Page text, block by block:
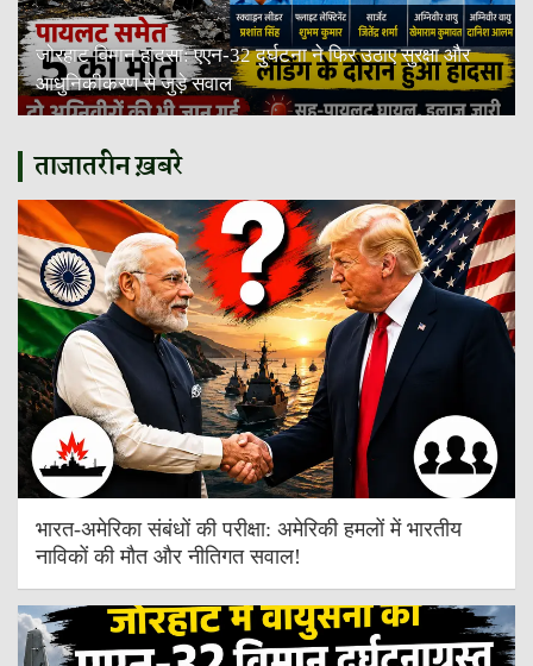
जोरहाट विमान हादसा: एएन-32 दुर्घटना ने फिर उठाए सुरक्षा और
आधुनिकीकरण से जुड़े सवाल
ताजातरीन ख़बरे
भारत-अमेरिका संबंधों की परीक्षा: अमेरिकी हमलों में भारतीय
नाविकों की मौत और नीतिगत सवाल!